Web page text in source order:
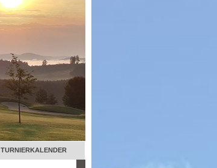
TURNIERKALENDER